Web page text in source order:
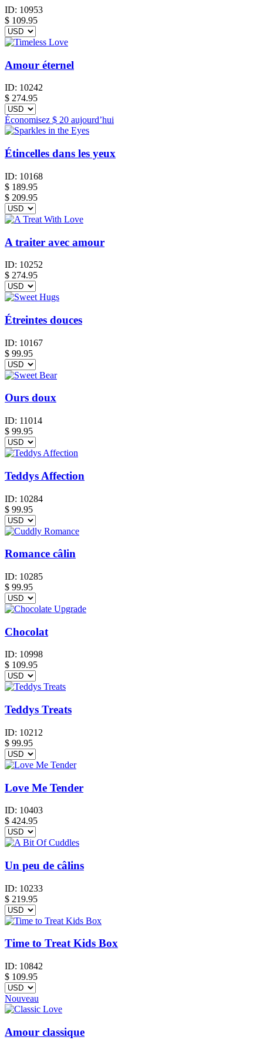
ID: 10953
$ 109.95
Amour éternel
ID: 10242
$ 274.95
Économisez $ 20 aujourd’hui
Étincelles dans les yeux
ID: 10168
$ 189.95
$ 209.95
A traiter avec amour
ID: 10252
$ 274.95
Étreintes douces
ID: 10167
$ 99.95
Ours doux
ID: 11014
$ 99.95
Teddys Affection
ID: 10284
$ 99.95
Romance câlin
ID: 10285
$ 99.95
Chocolat
ID: 10998
$ 109.95
Teddys Treats
ID: 10212
$ 99.95
Love Me Tender
ID: 10403
$ 424.95
Un peu de câlins
ID: 10233
$ 219.95
Time to Treat Kids Box
ID: 10842
$ 109.95
Nouveau
Amour classique